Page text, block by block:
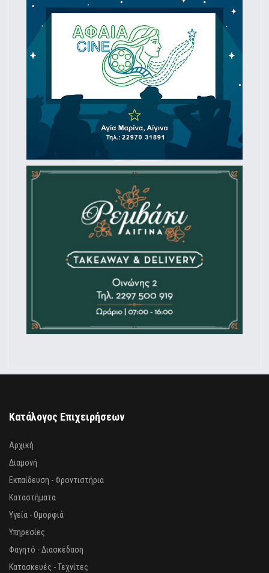
Κατάλογος Επιχειρήσεων
Αρχική
Διαμονή
Εκπαίδευση - Φροντιστήρια
Καταστήματα
Υγεία - Ομορφιά
Υπηρεσίες
Φαγητό - Διασκέδαση
Κατασκευές - Τεχνίτες